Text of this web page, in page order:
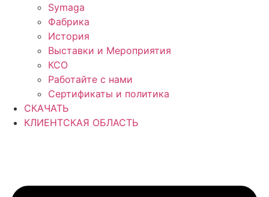
Symaga
Фабрика
История
Выставки и Мероприятия
КСО
Работайте с нами
Сертификаты и политика
СКАЧАТЬ
КЛИЕНТСКАЯ ОБЛАСТЬ